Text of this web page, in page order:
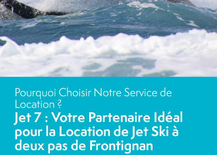
Pourquoi Choisir Notre Service de
Location ?
Jet 7 : Votre Partenaire Idéal
pour la Location de Jet Ski à
deux pas de Frontignan